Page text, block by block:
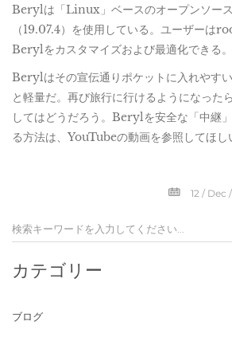
Berylは「Linux」ベースのオープンソー
（19.07.4）を使用している。ユーザーは
Berylをカスタマイズおよび最適化できる。
Berylはその宣伝通りポケットに入れやす
と軽量だ。再び旅行に行けるようになっ
してはどうだろう。Berylを安全な「中継
る方法は、YouTubeの動画を参照してほし
12 / Dec
カテゴリー
ブログ